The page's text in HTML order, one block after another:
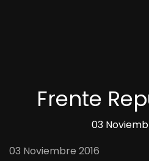
Frente
03
03 Noviembre 2016